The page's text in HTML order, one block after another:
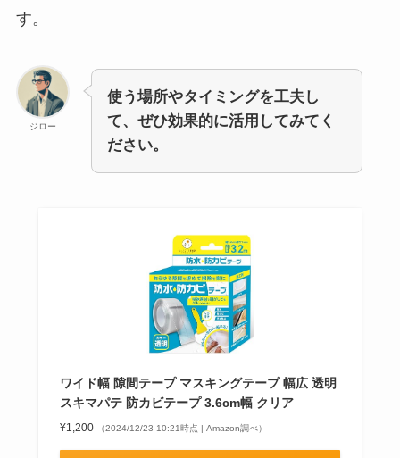
す。
ジロー
使う場所やタイミングを工夫し
て、ぜひ効果的に活用してみてく
ださい。
ワイド幅 隙間テープ マスキングテープ 幅広 透明
スキマパテ 防カビテープ 3.6cm幅 クリア
¥1,200 （2024/12/23 10:21時点 | Amazon調べ）